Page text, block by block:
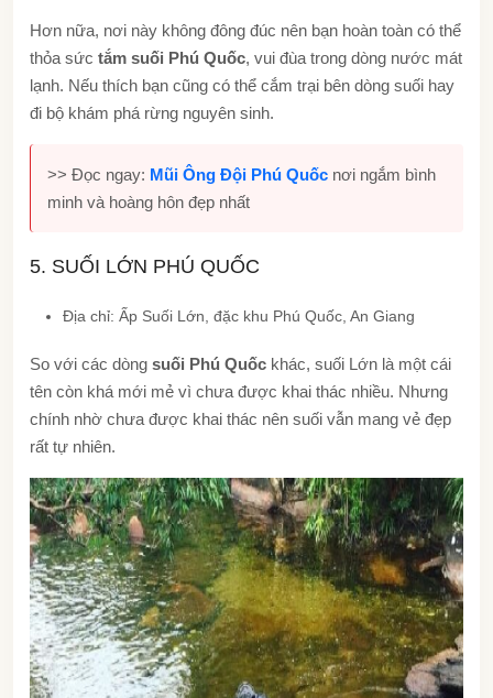
Hơn nữa, nơi này không đông đúc nên bạn hoàn toàn có thể
thỏa sức tắm suối Phú Quốc, vui đùa trong dòng nước mát
lạnh. Nếu thích bạn cũng có thể cắm trại bên dòng suối hay
đi bộ khám phá rừng nguyên sinh.
>> Đọc ngay: Mũi Ông Đội Phú Quốc nơi ngắm bình
minh và hoàng hôn đẹp nhất
5. SUỐI LỚN PHÚ QUỐC
Địa chỉ: Ấp Suối Lớn, đặc khu Phú Quốc, An Giang
So với các dòng suối Phú Quốc khác, suối Lớn là một cái
tên còn khá mới mẻ vì chưa được khai thác nhiều. Nhưng
chính nhờ chưa được khai thác nên suối vẫn mang vẻ đẹp
rất tự nhiên.